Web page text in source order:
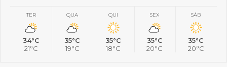
TER
34°C
21°C
QUA
35°C
19°C
QUI
35°C
18°C
SEX
35°C
20°C
SÁB
35°C
20°C